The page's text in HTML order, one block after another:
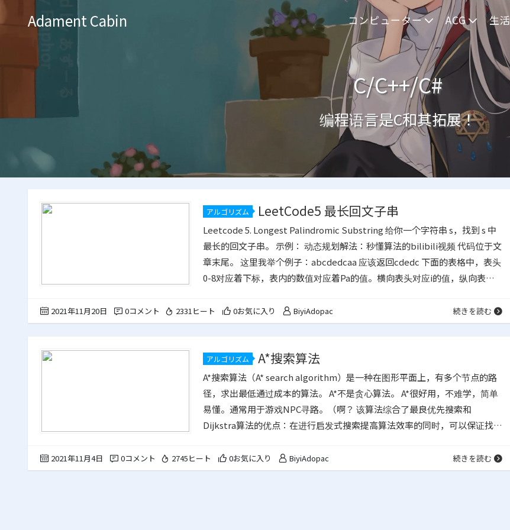
Adament Cabin コンピューター ACG 生活
C/C++/C#
编程语言是C和其拓展！
アルゴリズム LeetCode5 最长回文子串
Leetcode 5. Longest Palindromic Substring 给你一个字符串 s，找到 s 中
最长的回文子串。 示例： 动态规划解法：秒懂算法的bilibili视频 代码位于文
章末尾。 这里我举个例子：abcdedcaa 应该返回cdedc 下面的表格中，表头
0-8对应着下标，表内的数值对应着Pa的值。横向表头对应i的值，纵向表头
2021年11月20日 0コメント 2331ヒート 0お気に入り BiyiAdopac 続きを読む
アルゴリズム A*搜索算法
A*搜索算法（A* search algorithm）是一种在图形平面上，有多个节点的路
径，求出最低通过成本的算法。 A*不是贪心算法。 A*很好用，不难学，简单
易懂。通常用于游戏NPC寻路。（啊？ 该算法综合了最良优先搜索和
Dijkstra算法的优点：在进行启发式搜索提高算法效率的同时，可以保证找到
向4个方向拓展，而A*只向着代价(cost)最低的方向拓展。 代价为当前步数
+曼哈顿距离。（为什么请找高数dalao，我也不会www） 据说步数也可…
2021年11月4日 0コメント 2745ヒート 0お気に入り BiyiAdopac 続きを読む